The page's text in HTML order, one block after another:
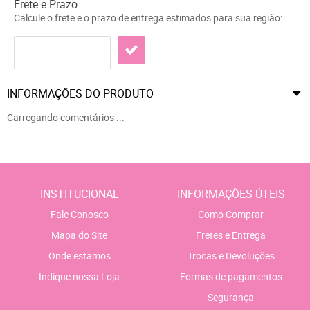
Frete e Prazo
Calcule o frete e o prazo de entrega estimados para sua região:
INFORMAÇÕES DO PRODUTO
Carregando comentários ...
INSTITUCIONAL
Fale Conosco
Mapa do Site
Onde estamos
Indique nossa Loja
INFORMAÇÕES ÚTEIS
Como Comprar
Fretes e Entrega
Trocas e Devoluções
Formas de pagamentos
Segurança